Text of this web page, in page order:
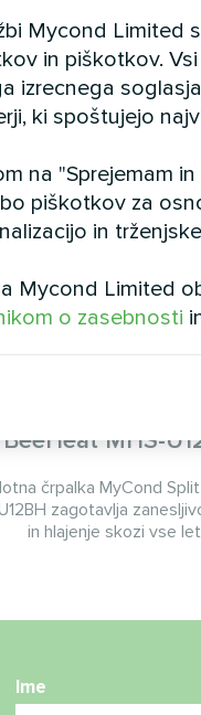
za velike
BeeHeat MHS-
črpalka MyCond
zagotavlja
in hlajenje skozi vse
Ime
Mycond Limited
in piškotkov.
izrecnega
ki spoštujejo
na "Sprejemam
piškotkov za
in
Mycond Limited
o zasebnosti